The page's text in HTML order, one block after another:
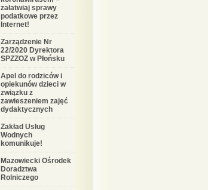
załatwiaj sprawy
podatkowe przez
Internet!
Zarządzenie Nr
22/2020 Dyrektora
SPZZOZ w Płońsku
Apel do rodziców i
opiekunów dzieci w
związku z
zawieszeniem zajęć
dydaktycznych
Zakład Usług
Wodnych
komunikuje!
Mazowiecki Ośrodek
Doradztwa
Rolniczego